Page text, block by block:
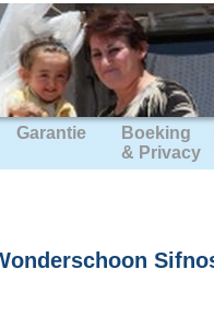
Garantie
Boeking
& Privacy